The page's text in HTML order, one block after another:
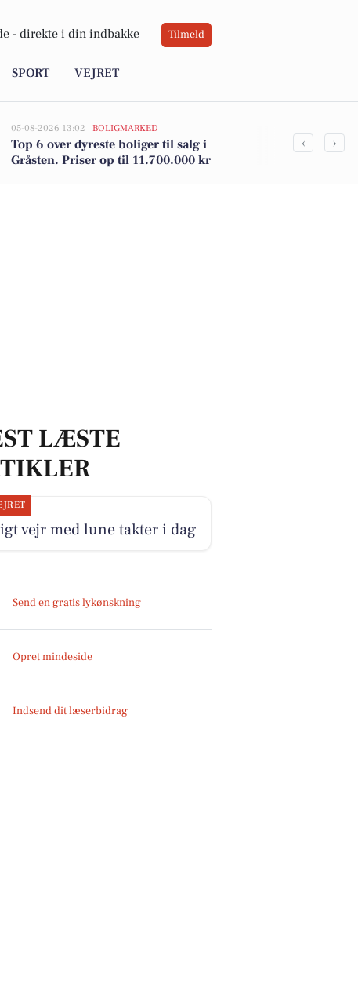
- direkte i din indbakke Tilmeld
SPORT VEJRET
05-08-2026 13:02 | BOLIGMARKED
Top 6 over dyreste boliger til salg i
Gråsten. Priser op til 11.700.000 kr
Stille
‹ ›
LÆSTE
vejr med lune takter i dag
Send en gratis lykønskning
Opret mindeside
Indsend dit læserbidrag